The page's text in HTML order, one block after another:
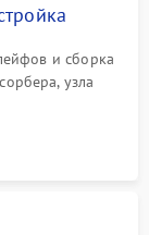
и сборка
узла
сканера.